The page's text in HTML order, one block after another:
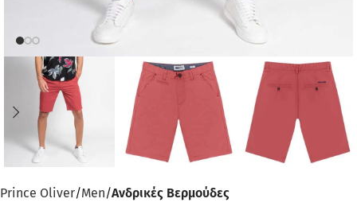
Prince Oliver Men Ανδρικές Βερμούδες